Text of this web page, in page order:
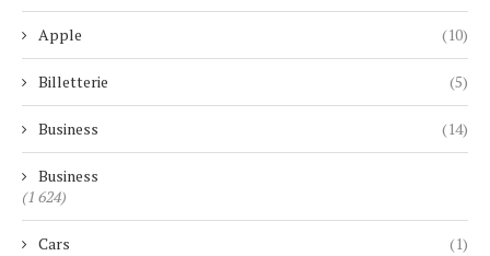
Apple (10)
Billetterie (5)
Business (14)
Business
(1 624)
Cars (1)